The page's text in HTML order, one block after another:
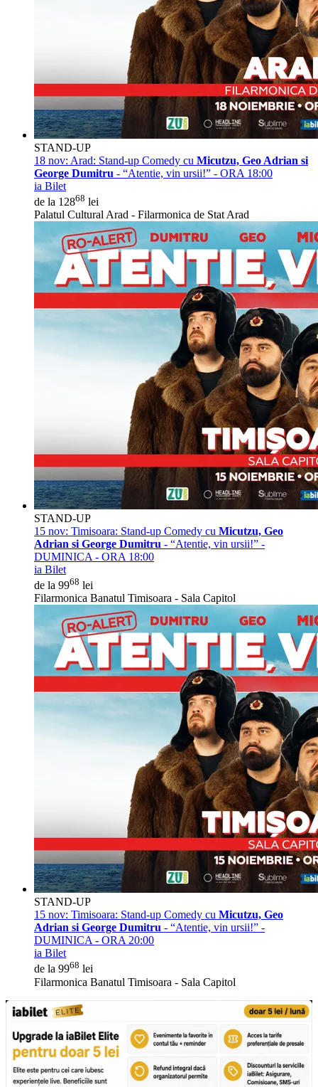
STAND-UP
18 nov: Arad: Stand-up Comedy cu Micutzu, Geo Adrian si
George Dumitru - “Atentie, vin ursii!” - ORA 18:00
ia Bilet
de la 12868 lei
Palatul Cultural Arad - Filarmonica de Stat Arad
STAND-UP
15 nov: Timisoara: Stand-up Comedy cu Micutzu, Geo
Adrian si George Dumitru - “Atentie, vin ursii!” -
DUMINICA - ORA 18:00
ia Bilet
de la 9968 lei
Filarmonica Banatul Timisoara - Sala Capitol
STAND-UP
15 nov: Timisoara: Stand-up Comedy cu Micutzu, Geo
Adrian si George Dumitru - “Atentie, vin ursii!” -
DUMINICA - ORA 20:00
ia Bilet
de la 9968 lei
Filarmonica Banatul Timisoara - Sala Capitol